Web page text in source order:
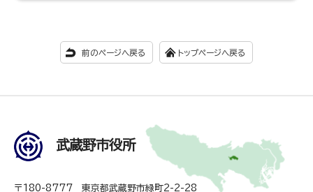
前のページへ戻る トップページへ戻る
武蔵野市役所
〒180-8777 東京都武蔵野市緑町2-2-28